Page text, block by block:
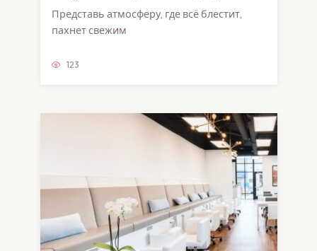
Представь атмосферу, где всё блестит,
пахнет свежим
123